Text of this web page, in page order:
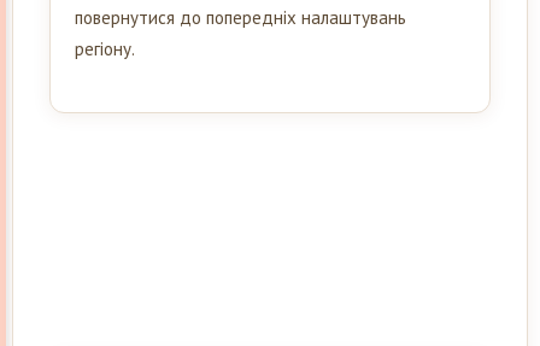
повернутися до попередніх налаштувань
регіону.